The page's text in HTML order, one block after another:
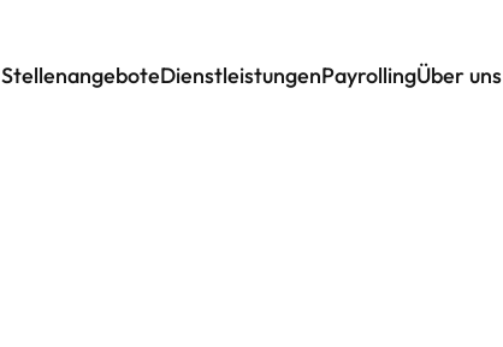
StellenangeboteDienstleistungenPayrollingÜber uns